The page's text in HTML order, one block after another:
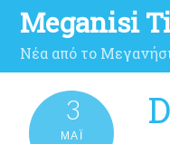
Meganisi
Νέα από το
3
ΜΑΪ́